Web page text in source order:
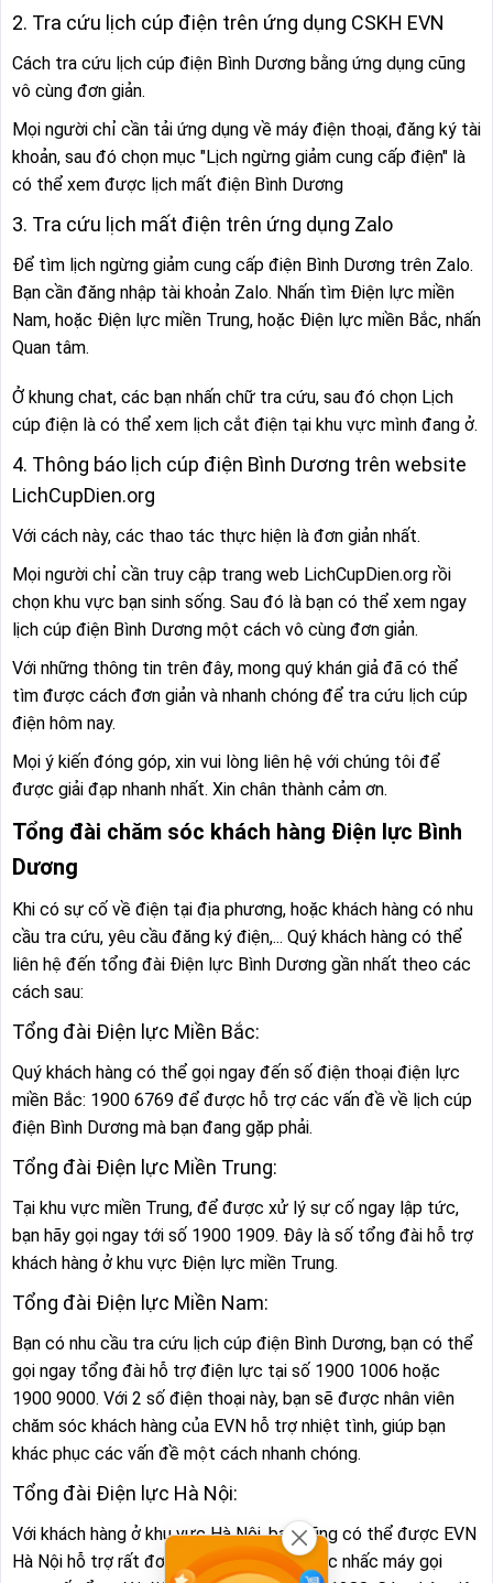
2. Tra cứu lịch cúp điện trên ứng dụng CSKH EVN
Cách tra cứu lịch cúp điện Bình Dương bằng ứng dụng cũng
vô cùng đơn giản.
Mọi người chỉ cần tải ứng dụng về máy điện thoại, đăng ký tài
khoản, sau đó chọn mục "Lịch ngừng giảm cung cấp điện" là
có thể xem được lịch mất điện Bình Dương
3. Tra cứu lịch mất điện trên ứng dụng Zalo
Để tìm lịch ngừng giảm cung cấp điện Bình Dương trên Zalo.
Bạn cần đăng nhập tài khoản Zalo. Nhấn tìm Điện lực miền
Nam, hoặc Điện lực miền Trung, hoặc Điện lực miền Bắc, nhấn
Quan tâm.
Ở khung chat, các bạn nhấn chữ tra cứu, sau đó chọn Lịch
cúp điện là có thể xem lịch cắt điện tại khu vực mình đang ở.
4. Thông báo lịch cúp điện Bình Dương trên website
LichCupDien.org
Với cách này, các thao tác thực hiện là đơn giản nhất.
Mọi người chỉ cần truy cập trang web LichCupDien.org rồi
chọn khu vực bạn sinh sống. Sau đó là bạn có thể xem ngay
lịch cúp điện Bình Dương một cách vô cùng đơn giản.
Với những thông tin trên đây, mong quý khán giả đã có thể
tìm được cách đơn giản và nhanh chóng để tra cứu lịch cúp
điện hôm nay.
Mọi ý kiến đóng góp, xin vui lòng liên hệ với chúng tôi để
được giải đạp nhanh nhất. Xin chân thành cảm ơn.
Tổng đài chăm sóc khách hàng Điện lực Bình
Dương
Khi có sự cố về điện tại địa phương, hoặc khách hàng có nhu
cầu tra cứu, yêu cầu đăng ký điện,... Quý khách hàng có thể
liên hệ đến tổng đài Điện lực Bình Dương gần nhất theo các
cách sau:
Tổng đài Điện lực Miền Bắc:
Quý khách hàng có thể gọi ngay đến số điện thoại điện lực
miền Bắc: 1900 6769 để được hỗ trợ các vấn đề về lịch cúp
điện Bình Dương mà bạn đang gặp phải.
Tổng đài Điện lực Miền Trung:
Tại khu vực miền Trung, để được xử lý sự cố ngay lập tức,
bạn hãy gọi ngay tới số 1900 1909. Đây là số tổng đài hỗ trợ
khách hàng ở khu vực Điện lực miền Trung.
Tổng đài Điện lực Miền Nam:
Bạn có nhu cầu tra cứu lịch cúp điện Bình Dương, bạn có thể
gọi ngay tổng đài hỗ trợ điện lực tại số 1900 1006 hoặc
1900 9000. Với 2 số điện thoại này, bạn sẽ được nhân viên
chăm sóc khách hàng của EVN hỗ trợ nhiệt tình, giúp bạn
khác phục các vấn đề một cách nhanh chóng.
Tổng đài Điện lực Hà Nội:
Với khách hàng ở khu vực Hà Nội, bạn cũng có thể được EVN
Hà Nội hỗ trợ rất đơn giản, chỉ với thao tác nhấc máy gọi